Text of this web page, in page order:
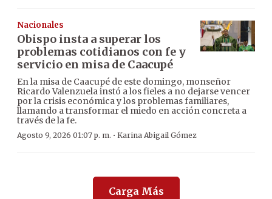
Nacionales
Obispo insta a superar los
problemas cotidianos con fe y
servicio en misa de Caacupé
En la misa de Caacupé de este domingo, monseñor
Ricardo Valenzuela instó a los fieles a no dejarse vencer
por la crisis económica y los problemas familiares,
llamando a transformar el miedo en acción concreta a
través de la fe.
Agosto 9, 2026 01:07 p. m. · Karina Abigail Gómez
Carga Más